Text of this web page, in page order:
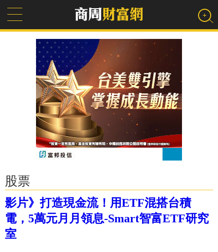
股票
影片》打造現金流！用ETF混搭台積
電，5萬元月月領息-Smart智富ETF研究
室